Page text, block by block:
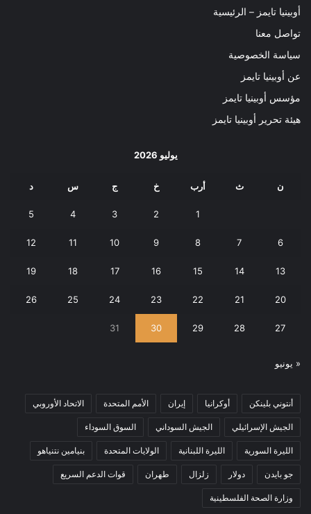
أوبينيا تايمز – الرئيسية
تواصل معنا
سياسة الخصوصية
عن أوبينيا تايمز
مؤسس أوبينيا تايمز
هيئة تحرير أوبينيا تايمز
يوليو 2026
ن ث أرب خ ج س د
1
2
3
4
5
6
7
8
9
10
11
12
13
14
15
16
17
18
19
20
21
22
23
24
25
26
27
28
29
30
31
« يونيو
أنتوني بلينكن أوكرانيا إيران الأمم المتحدة الاتحاد الأوروبي
الجيش الإسرائيلي الجيش السوداني السوق السوداء
الليرة السورية الليرة اللبنانية الولايات المتحدة بنيامين نتنياهو
جو بايدن دولار زلزال طهران قوات الدعم السريع
وزارة الصحة الفلسطينية